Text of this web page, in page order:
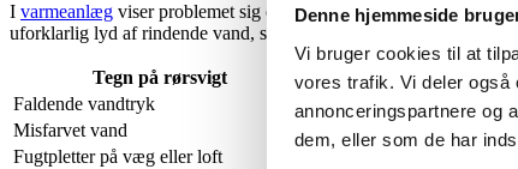
Denne hjemmeside
Vi bruger cookies til at
vores trafik. Vi deler også
annonceringspartnere og
dem, eller som de har
I varmeanlæg viser problemet sig ofte ved, at anlægget skal
uforklarlig lyd af rindende vand, selv om alt burde være lukket.
Tegn på rørsvigt Hvad det ofte
Faldende vandtryk
Lækage, tilstoppet rør
Misfarvet vand
Tæring, rust eller aflejringer
Fugtpletter på væg eller loft